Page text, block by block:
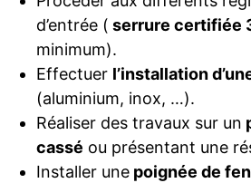
d’entrée ( serrure certifiée
minimum).
Effectuer l’installation
(aluminium, inox, …).
Réaliser des travaux sur un
cassé ou présentant une
Installer unepoignée de